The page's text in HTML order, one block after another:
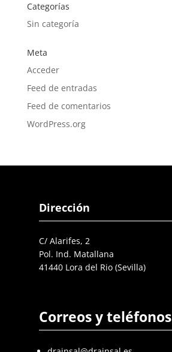
Categorías
Sin categoría
Meta
Acceder
Feed de entradas
Feed de comentarios
WordPress.org
Dirección
C/ Alarifes, 2
Pol. Ind. Matallana
41440 Lora del Rio (Sevilla)
Correos y teléfonos